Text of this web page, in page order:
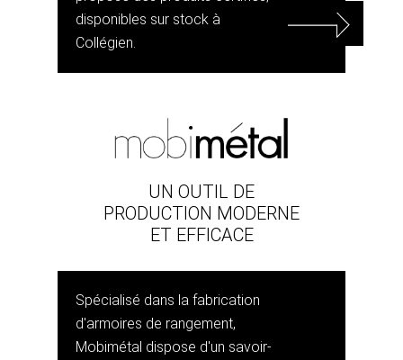
disponibles sur stock à
Collégien.
UN OUTIL DE
PRODUCTION MODERNE
ET EFFICACE
Spécialisé dans la fabrication
d'armoires de rangement,
Mobimétal dispose d'un savoir-